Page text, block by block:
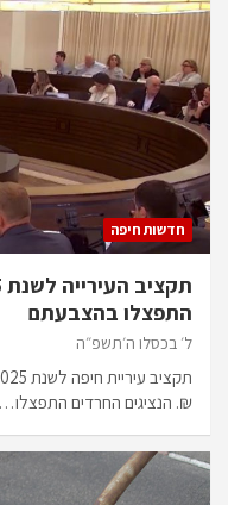
חדשות חיפה
התפצלו בהצבעתם
ל׳ בכסלו ה׳תשפ״ה
₪. הנציגים החרדים התפצלו…